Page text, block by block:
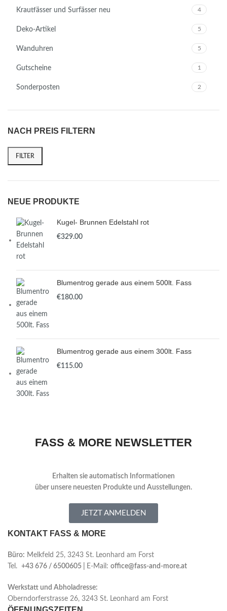
Krautfässer und Surfässer neu 4
Deko-Artikel 5
Wanduhren 5
Gutscheine 1
Sonderposten 2
NACH PREIS FILTERN
FILTER
NEUE PRODUKTE
Kugel- Brunnen Edelstahl rot
€
Blumentrog gerade aus einem 500lt. Fass
€
Blumentrog gerade aus einem 300lt. Fass
€
FASS & MORE NEWSLETTER
Erhalten sie automatisch Informationen
über unsere neuesten Produkte und Ausstellungen.
JETZT ANMELDEN
KONTAKT FASS & MORE
Büro: Melkfeld 25, 3243 St. Leonhard am Forst
Tel. +43 676 / 6500605 | E-Mail: office@fass-and-more.at
Werkstatt und Abholadresse:
Oberndorferstrasse 26, 3243 St. Leonhard am Forst